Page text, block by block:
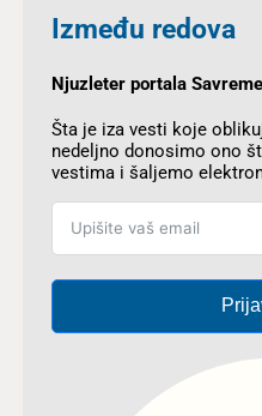
Između redova
Njuzleter portala
Šta je iza vesti koje
nedeljno donosimo ono
vestima i šaljemo